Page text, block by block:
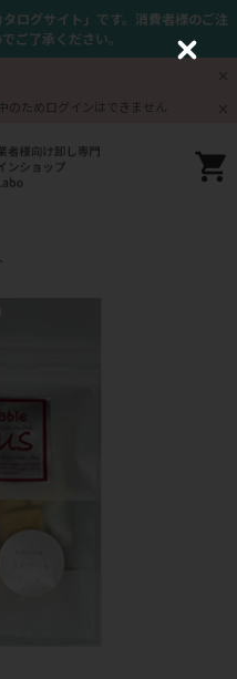
ログサイト」です。消費者様のご注
ご了承ください。
のためログインはできません
C